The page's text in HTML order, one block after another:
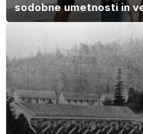
sodobne umetnosti in